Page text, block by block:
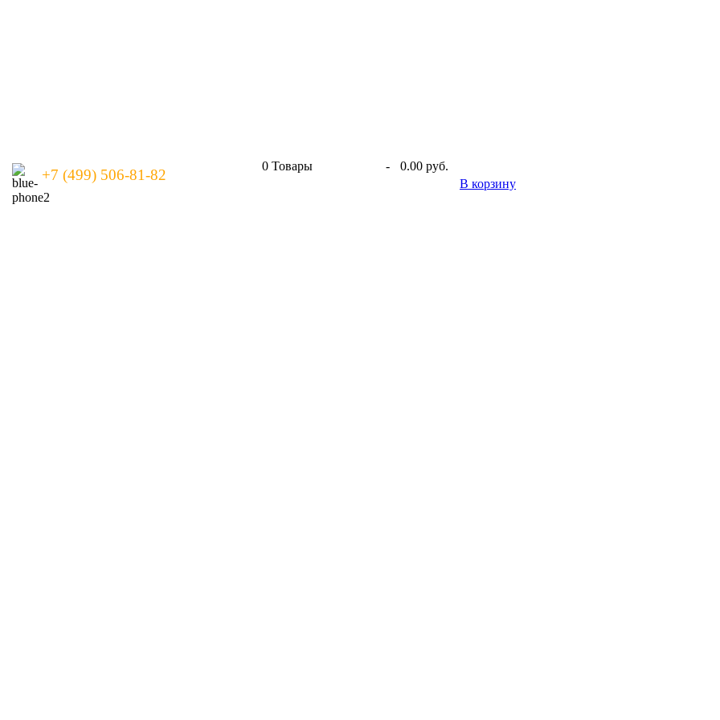
+7 (499) 506-81-82
0 Товары -
0.00 руб.
В корзину